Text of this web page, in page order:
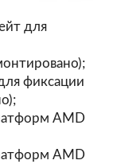
для
фиксации
AMD
AMD